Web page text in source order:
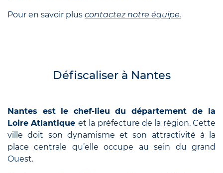
Pour en savoir plus contactez notre équipe.
Défiscaliser à Nantes
Nantes est le chef-lieu du département de la
Loire Atlantique et la préfecture de la région. Cette
ville doit son dynamisme et son attractivité à la
place centrale qu’elle occupe au sein du grand
Ouest.